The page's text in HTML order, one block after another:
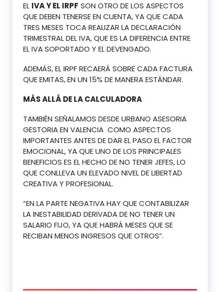
EL IVA Y EL IRPF SON OTRO DE LOS ASPECTOS
QUE DEBEN TENERSE EN CUENTA, YA QUE CADA
TRES MESES TOCA REALIZAR LA DECLARACIÓN
TRIMESTRAL DEL IVA, QUE ES LA DIFERENCIA ENTRE
EL IVA SOPORTADO Y EL DEVENGADO.
ADEMÁS, EL IRPF RECAERÁ SOBRE CADA FACTURA
QUE EMITAS, EN UN 15% DE MANERA ESTÁNDAR.
MÁS ALLÁ DE LA CALCULADORA
TAMBIÉN SEÑALAMOS DESDE URBANO ASESORIA
GESTORIA EN VALENCIA COMO ASPECTOS
IMPORTANTES ANTES DE DAR EL PASO EL FACTOR
EMOCIONAL, YA QUE UNO DE LOS PRINCIPALES
BENEFICIOS ES EL HECHO DE NO TENER JEFES, LO
QUE CONLLEVA UN ELEVADO NIVEL DE LIBERTAD
CREATIVA Y PROFESIONAL.
“EN LA PARTE NEGATIVA HAY QUE CONTABILIZAR
LA INESTABILIDAD DERIVADA DE NO TENER UN
SALARIO FIJO, YA QUE HABRÁ MESES QUE SE
RECIBAN MENOS INGRESOS QUE OTROS”.